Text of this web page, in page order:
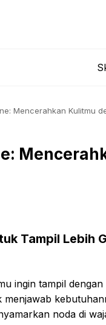
Mencerahkan Kulitmu
Tampil Lebih
ingin tampil
noda di